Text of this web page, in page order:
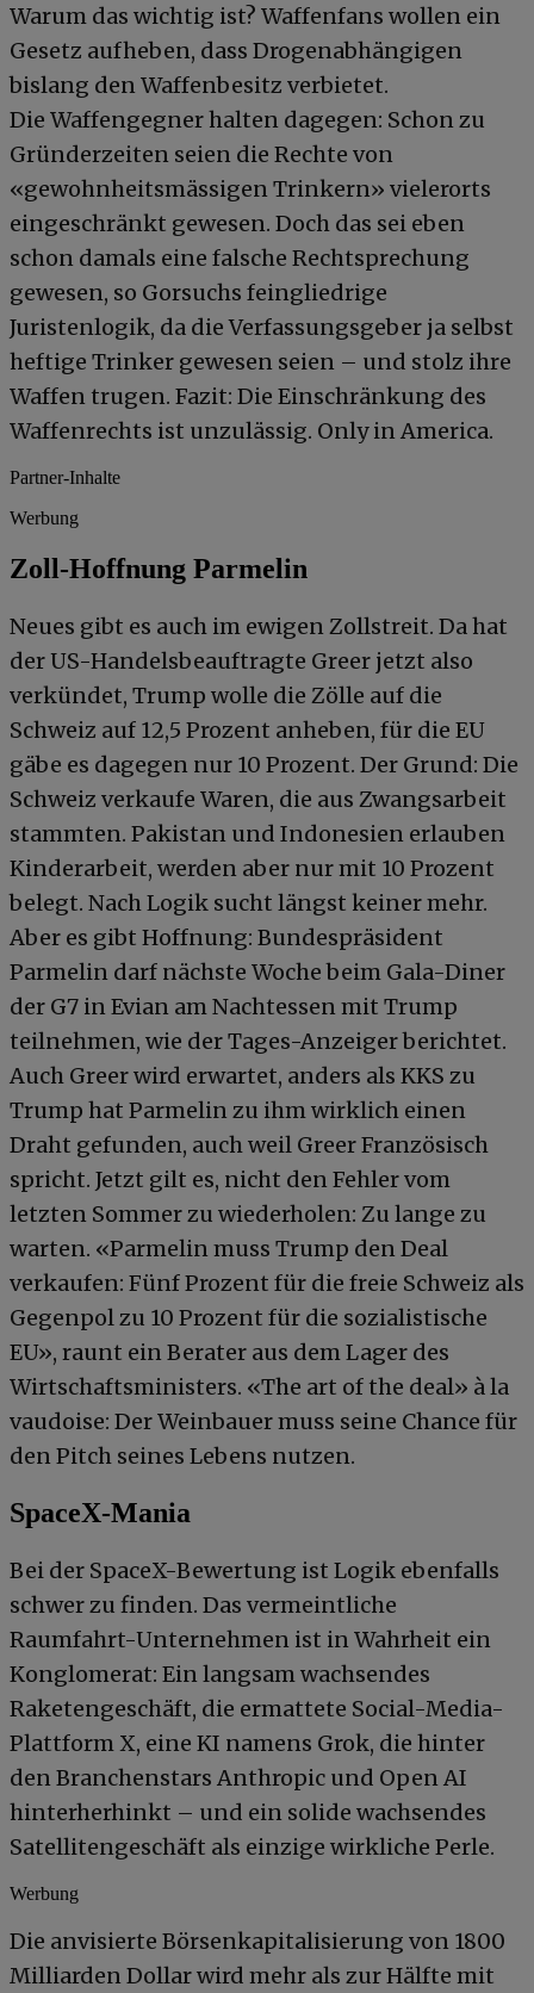
Warum das wichtig ist? Waffenfans wollen ein
Gesetz aufheben, dass Drogenabhängigen
bislang den Waffenbesitz verbietet.
Die Waffengegner halten dagegen: Schon zu
Gründerzeiten seien die Rechte von
«gewohnheitsmässigen Trinkern» vielerorts
eingeschränkt gewesen. Doch das sei eben
schon damals eine falsche Rechtsprechung
gewesen, so Gorsuchs feingliedrige
Juristenlogik, da die Verfassungsgeber ja selbst
heftige Trinker gewesen seien – und stolz ihre
Waffen trugen. Fazit: Die Einschränkung des
Waffenrechts ist unzulässig. Only in America.
Partner-Inhalte
Werbung
Zoll-Hoffnung Parmelin
Neues gibt es auch im ewigen Zollstreit. Da hat
der US-Handelsbeauftragte Greer jetzt also
verkündet, Trump wolle die Zölle auf die
Schweiz auf 12,5 Prozent anheben, für die EU
gäbe es dagegen nur 10 Prozent. Der Grund: Die
Schweiz verkaufe Waren, die aus Zwangsarbeit
stammten. Pakistan und Indonesien erlauben
Kinderarbeit, werden aber nur mit 10 Prozent
belegt. Nach Logik sucht längst keiner mehr.
Aber es gibt Hoffnung: Bundespräsident
Parmelin darf nächste Woche beim Gala-Diner
der G7 in Evian am Nachtessen mit Trump
teilnehmen, wie der Tages-Anzeiger berichtet.
Auch Greer wird erwartet, anders als KKS zu
Trump hat Parmelin zu ihm wirklich einen
Draht gefunden, auch weil Greer Französisch
spricht. Jetzt gilt es, nicht den Fehler vom
letzten Sommer zu wiederholen: Zu lange zu
warten. «Parmelin muss Trump den Deal
verkaufen: Fünf Prozent für die freie Schweiz als
Gegenpol zu 10 Prozent für die sozialistische
EU», raunt ein Berater aus dem Lager des
Wirtschaftsministers. «The art of the deal» à la
vaudoise: Der Weinbauer muss seine Chance für
den Pitch seines Lebens nutzen.
SpaceX-Mania
Bei der SpaceX-Bewertung ist Logik ebenfalls
schwer zu finden. Das vermeintliche
Raumfahrt-Unternehmen ist in Wahrheit ein
Konglomerat: Ein langsam wachsendes
Raketengeschäft, die ermattete Social-Media-
Plattform X, eine KI namens Grok, die hinter
den Branchenstars Anthropic und Open AI
hinterherhinkt – und ein solide wachsendes
Satellitengeschäft als einzige wirkliche Perle.
Werbung
Die anvisierte Börsenkapitalisierung von 1800
Milliarden Dollar wird mehr als zur Hälfte mit